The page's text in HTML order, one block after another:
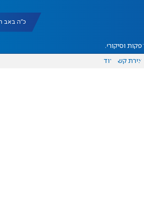
כ"ה באב תשפ"ו
הפקות וסיקורים
יצירת קשר עוד